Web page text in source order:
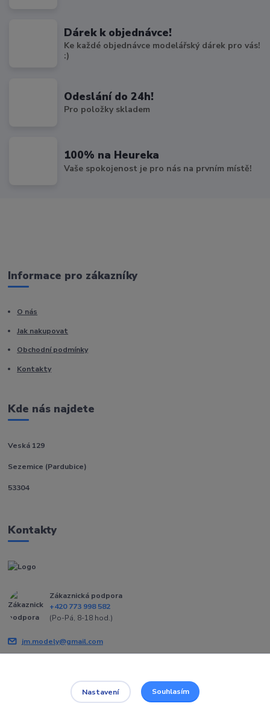
Dárek k objednávce!
Ke každé objednávce modelářský dárek pro vás!
:)
Odeslání do 24h!
Pro položky skladem
100% na Heureka
Vaše spokojenost je pro nás na prvním místě!
Informace pro zákazníky
O nás
Jak nakupovat
Obchodní podmínky
Kontakty
Kde nás najdete
Veská 129
Sezemice (Pardubice)
53304
Kontakty
Zákaznická podpora
+420 773 998 582
(Po-Pá, 8-18 hod.)
jm.modely@gmail.com
Nastavení Souhlasím